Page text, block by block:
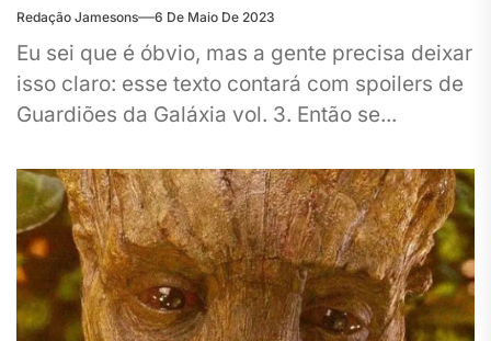
Redação Jamesons 6 De Maio De 2023
Eu sei que é óbvio, mas a gente precisa deixar
isso claro: esse texto contará com spoilers de
Guardiões da Galáxia vol. 3. Então se...